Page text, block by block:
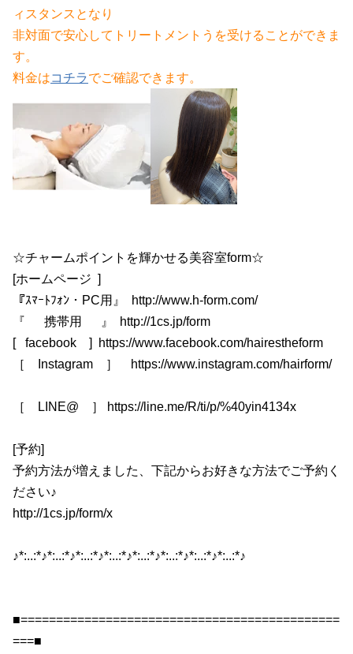
ィスタンスとなり
非対面で安心してトリートメントうを受けることができま
す。
料金はコチラでご確認できます。
☆チャームポイントを輝かせる美容室form☆
[ホームページ ]
『ｽﾏｰﾄﾌｫﾝ・PC用』 http://www.h-form.com/
『 携帯用 』 http://1cs.jp/form
[ facebook ] https://www.facebook.com/hairestheform
［ Instagram ］ https://www.instagram.com/hairform/
［ LINE@ ］ https://line.me/R/ti/p/%40yin4134x
[予約]
予約方法が増えました、下記からお好きな方法でご予約く
ださい♪
http://1cs.jp/form/x
♪*:..:*♪*:..:*♪*:..:*♪*:..:*♪*:..:*♪*:..:*♪*:..:*♪*:..:*♪
■=============================================
===■